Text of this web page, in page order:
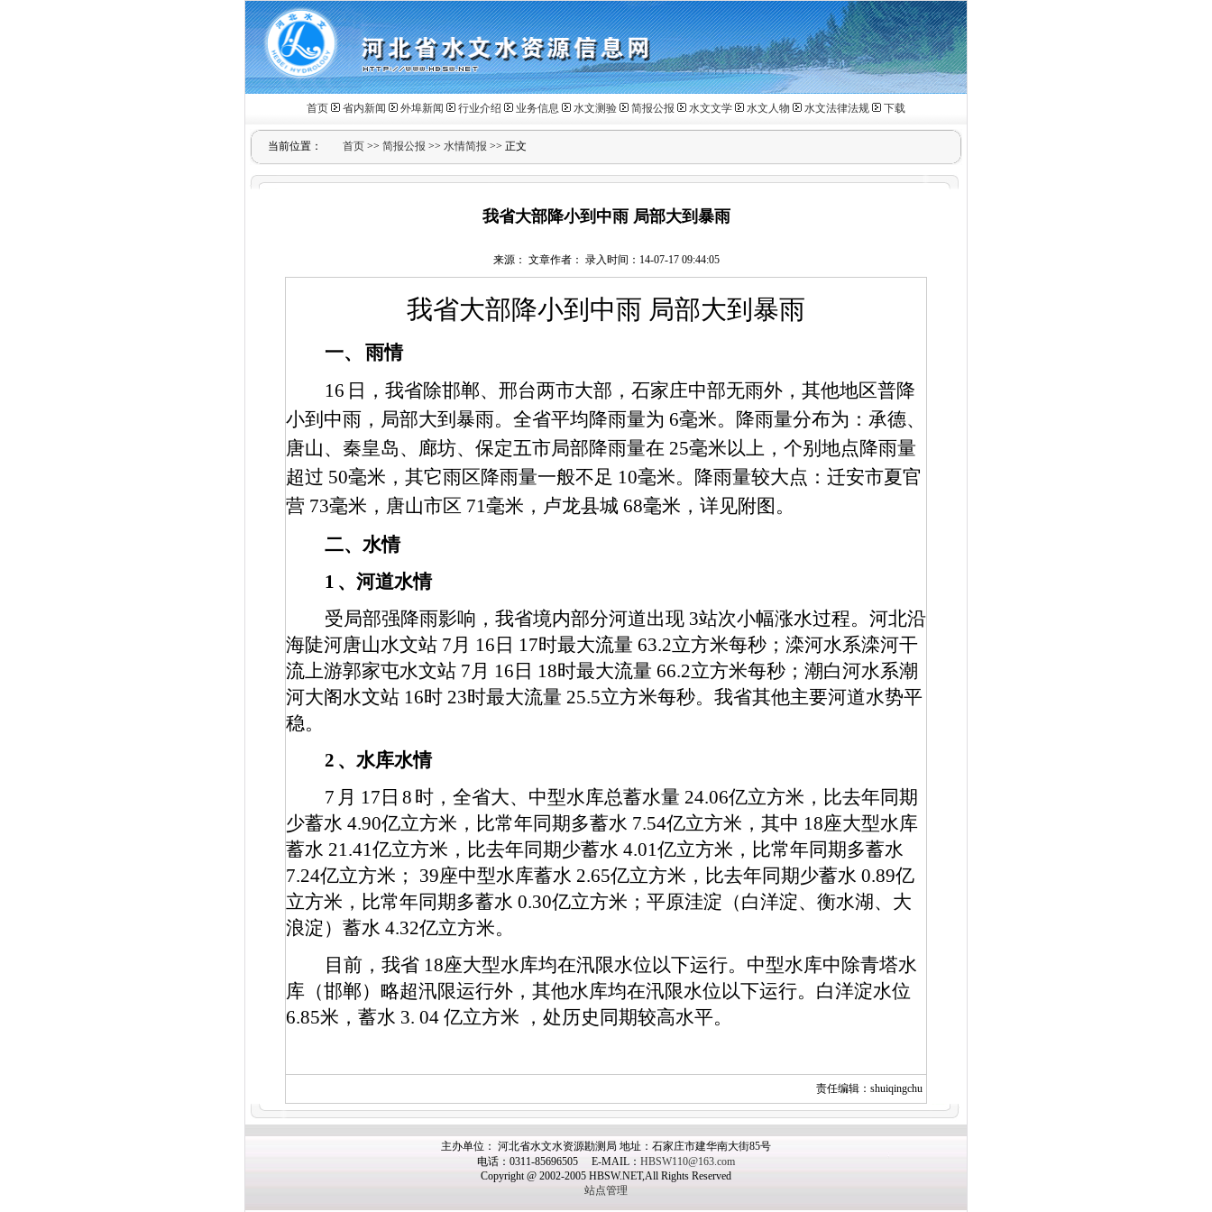
首页 省内新闻 外埠新闻 行业介绍 业务信息 水文测验 简报公报 水文文学 水文人物 水文法律法规 下载
当前位置： 首页 >> 简报公报 >> 水情简报 >> 正文
我省大部降小到中雨 局部大到暴雨
来源： 文章作者： 录入时间：14-07-17 09:44:05
我省大部降小到中雨 局部大到暴雨
一、
雨情
16 日，我省除邯郸、邢台两市大部，石家庄中部无雨外，其他地区普降
小到中雨，局部大到暴雨。全省平均降雨量为 6毫米。降雨量分布为：承德、
唐山、秦皇岛、廊坊、保定五市局部降雨量在 25毫米以上，个别地点降雨量
超过 50毫米，其它雨区降雨量一般不足 10毫米。降雨量较大点：迁安市夏官
营 73毫米，唐山市区 71毫米，卢龙县城 68毫米，详见附图。
二、水情
1 、河道水情
受局部强降雨影响，我省境内部分河道出现 3站次小幅涨水过程。河北沿
海陡河唐山水文站 7月 16 日 17时最大流量 63.2立方米每秒；滦河水系滦河干
流上游郭家屯水文站 7月 16 日 18时最大流量 66.2立方米每秒；潮白河水系潮
河大阁水文站 16时 23时最大流量 25.5立方米每秒。我省其他主要河道水势平
稳。
2 、水库水情
7 月 17 日 8 时，全省大、中型水库总蓄水量 24.06亿立方米，比去年同期
少蓄水 4.90亿立方米，比常年同期多蓄水 7.54亿立方米，其中 18座大型水库
蓄水 21.41亿立方米，比去年同期少蓄水 4.01亿立方米，比常年同期多蓄水
7.24亿立方米； 39座中型水库蓄水 2.65亿立方米，比去年同期少蓄水 0.89亿
立方米，比常年同期多蓄水 0.30亿立方米；平原洼淀（白洋淀、衡水湖、大
浪淀）蓄水 4.32亿立方米。
目前，我省 18座大型水库均在汛限水位以下运行。中型水库中除青塔水
库（邯郸）略超汛限运行外，其他水库均在汛限水位以下运行。白洋淀水位
6.85米，蓄水 3. 04 亿立方米 ，处历史同期较高水平。
责任编辑：shuiqingchu
主办单位： 河北省水文水资源勘测局 地址：石家庄市建华南大街85号
电话：0311-85696505 E-MAIL： HBSW110@163.com
Copyright @ 2002-2005 HBSW.NET,All Rights Reserved
站点管理